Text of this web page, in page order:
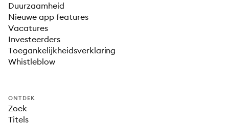
Duurzaamheid
Nieuwe app features
Vacatures
Investeerders
Toegankelijkheidsverklaring
Whistleblow
ONTDEK
Zoek
Titels